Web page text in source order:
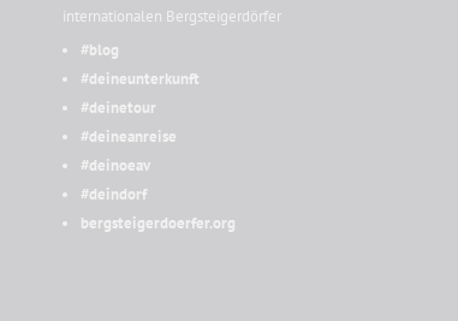
internationalen Bergsteigerdörfer
#blog
#deineunterkunft
#deinetour
#deineanreise
#deinoeav
#deindorf
bergsteigerdoerfer.org